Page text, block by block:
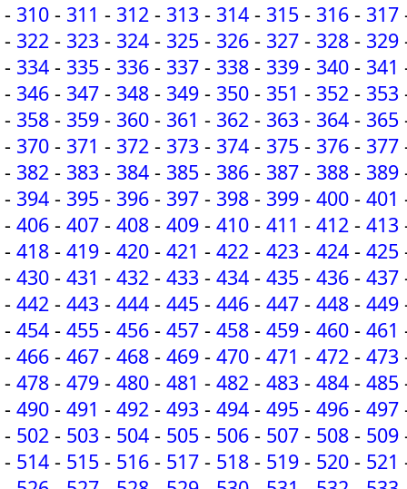
- 310 - 311 - 312 - 313 - 314 - 315 - 316 - 317
- 322 - 323 - 324 - 325 - 326 - 327 - 328 - 329
- 334 - 335 - 336 - 337 - 338 - 339 - 340 - 341
- 346 - 347 - 348 - 349 - 350 - 351 - 352 - 353
- 358 - 359 - 360 - 361 - 362 - 363 - 364 - 365
- 370 - 371 - 372 - 373 - 374 - 375 - 376 - 377
- 382 - 383 - 384 - 385 - 386 - 387 - 388 - 389
- 394 - 395 - 396 - 397 - 398 - 399 - 400 - 401
- 406 - 407 - 408 - 409 - 410 - 411 - 412 - 413
- 418 - 419 - 420 - 421 - 422 - 423 - 424 - 425
- 430 - 431 - 432 - 433 - 434 - 435 - 436 - 437
- 442 - 443 - 444 - 445 - 446 - 447 - 448 - 449
- 454 - 455 - 456 - 457 - 458 - 459 - 460 - 461
- 466 - 467 - 468 - 469 - 470 - 471 - 472 - 473
- 478 - 479 - 480 - 481 - 482 - 483 - 484 - 485
- 490 - 491 - 492 - 493 - 494 - 495 - 496 - 497
- 502 - 503 - 504 - 505 - 506 - 507 - 508 - 509
- 514 - 515 - 516 - 517 - 518 - 519 - 520 - 521